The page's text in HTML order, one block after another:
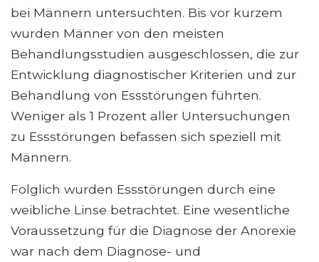
bei Männern untersuchten. Bis vor kurzem
wurden Männer von den meisten
Behandlungsstudien ausgeschlossen, die zur
Entwicklung diagnostischer Kriterien und zur
Behandlung von Essstörungen führten.
Weniger als 1 Prozent aller Untersuchungen
zu Essstörungen befassen sich speziell mit
Männern.
Folglich wurden Essstörungen durch eine
weibliche Linse betrachtet. Eine wesentliche
Voraussetzung für die Diagnose der Anorexie
war nach dem Diagnose- und